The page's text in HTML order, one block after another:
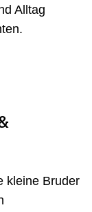
Alltag
kleine Bruder